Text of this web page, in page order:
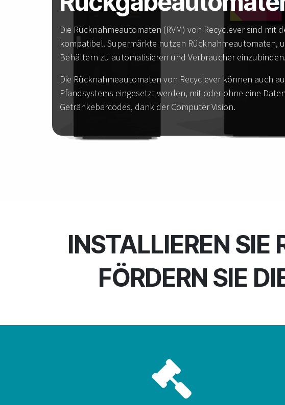
Die Rücknahmeautomaten (RVM) von Recyclever sind mit
kompatibel. Supermärkte nutzen Rücknahmeautomaten,
Behältern zu automatisieren und Verbraucher einzubinden.
Die Rücknahmeautomaten von Recyclever können auch
Pfandsystems eingesetzt werden, mit oder ohne eine
Getränkebarcodes, dank der Computer Vision.
INSTALLIEREN
FÖRDERN SIE